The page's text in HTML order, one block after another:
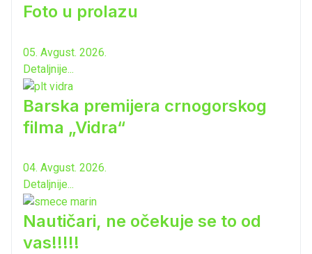
Foto u prolazu
05. Avgust. 2026.
Detaljnije...
Barska premijera crnogorskog
filma „Vidra“
04. Avgust. 2026.
Detaljnije...
Nautičari, ne očekuje se to od
vas!!!!!